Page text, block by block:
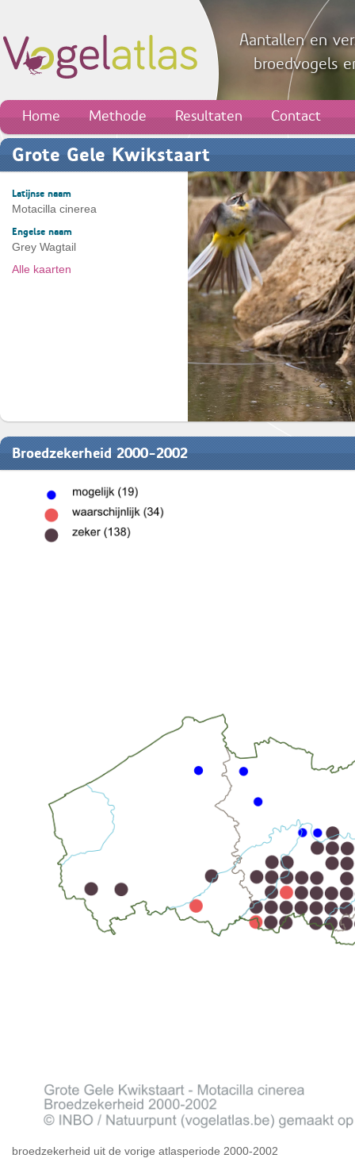
Aantallen en
broedvogels
Home Methode Resultaten Contact
Grote Gele Kwikstaart
Latijnse naam
Motacilla cinerea
Engelse naam
Grey Wagtail
Alle kaarten
Broedzekerheid 2000-2002
broedzekerheid uit de vorige atlasperiode 2000-2002